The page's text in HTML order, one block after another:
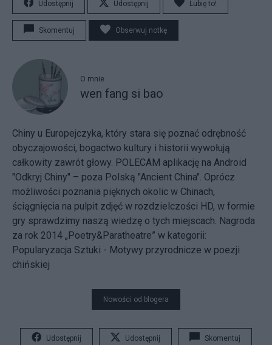
Udostępnij Udostępnij Lubię to!
Skomentuj Obserwuj notkę
O mnie
wen fang si bao
Chiny u Europejczyka, który stara się poznać odrębność
obyczajowości, bogactwo kultury i historii wywołują
całkowity zawrót głowy. POLECAM aplikację na Android
"Odkryj Chiny" – poza Polską "Ancient China". Oprócz
możliwości poznania pięknych okolic w Chinach,
ściągnięcia na pulpit zdjęć w rozdzielczości HD, w formie
gry sprawdzimy naszą wiedzę o tych miejscach. Nagroda
za rok 2014 „Poetry&Paratheatre” w kategorii:
Popularyzacja Sztuki - Motywy przyrodnicze w poezji
chińskiej
Nowości od blogera
Udostępnij Udostępnij Skomentuj